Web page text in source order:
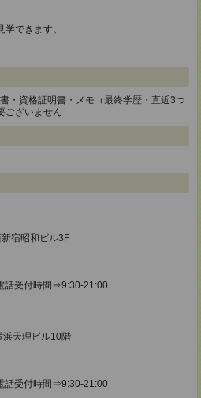
できます。
・資格証明書・メモ（最終学歴・直近3つ
ざいません
宿昭和ビル3F
受付時間⇒9:30-21:00
天理ビル10階
受付時間⇒9:30-21:00